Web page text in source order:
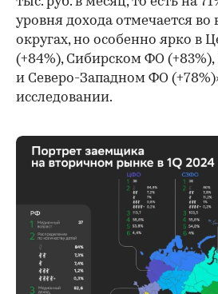
уровня дохода отмечается во
округах, но особенно ярко в
(+84%), Сибирском ФО
и Северо-Западном ФО
исследовании.
/ 00:00